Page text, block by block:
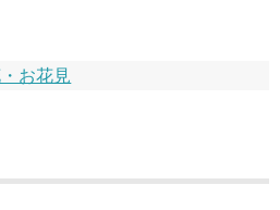
お花見